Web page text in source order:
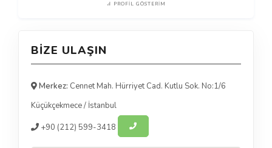
PROFIL GÖSTERIM
BIZE ULAŞIN
Merkez: Cennet Mah. Hürriyet Cad. Kutlu Sok. No:1/6
Küçükçekmece/ İstanbul
+90 (212) 599-3418